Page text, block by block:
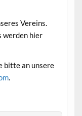
Vereins.
werden hier
bitte an unsere
.